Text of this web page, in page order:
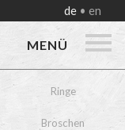
de en
MENÜ
Ringe
Broschen